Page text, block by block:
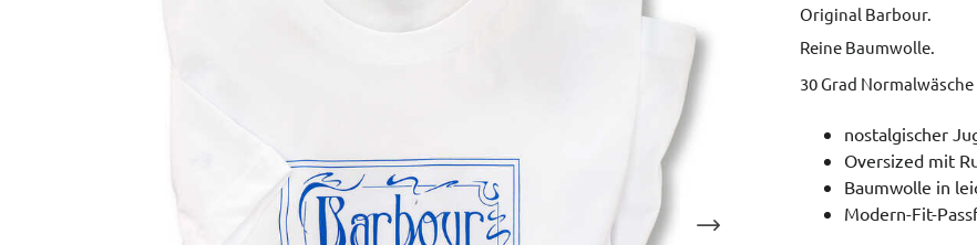
Original Barbour.
Reine Baumwolle.
30 Grad Normalwäsche
nostalgischer
Oversized mit
Baumwolle in
Modern-Fit-